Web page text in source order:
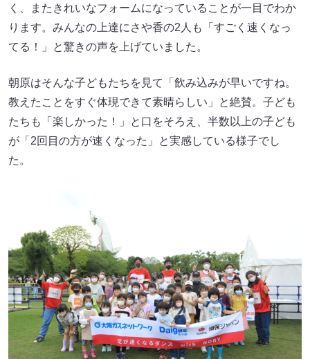
く、またきれいなフォームになっていることが一目でわか
ります。みんなの上達にさや香の2人も「すごく速くなっ
てる！」と驚きの声を上げていました。
朝原はそんな子どもたちを見て「飲み込みが早いですね。
教えたことをすぐ体現できて素晴らしい」と絶賛。子ども
たちも「楽しかった！」と口をそろえ、半数以上の子ども
が「2回目の方が速くなった」と実感している様子でし
た。